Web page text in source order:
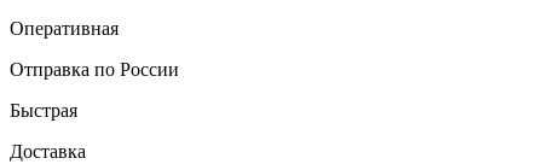
Оперативная
Отправка по России
Быстрая
Доставка